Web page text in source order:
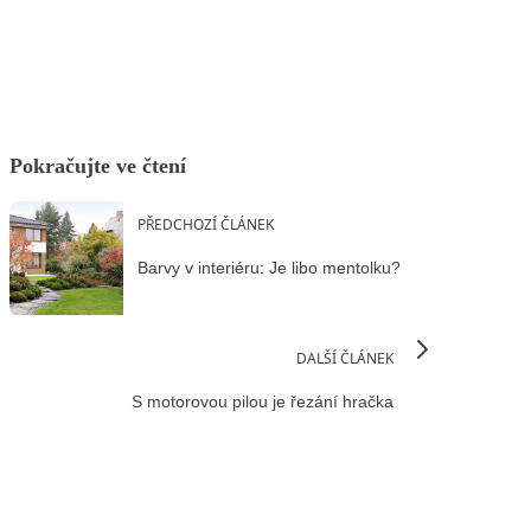
Pokračujte ve čtení
PŘEDCHOZÍ ČLÁNEK
Barvy v interiéru: Je libo mentolku?
DALŠÍ ČLÁNEK
S motorovou pilou je řezání hračka